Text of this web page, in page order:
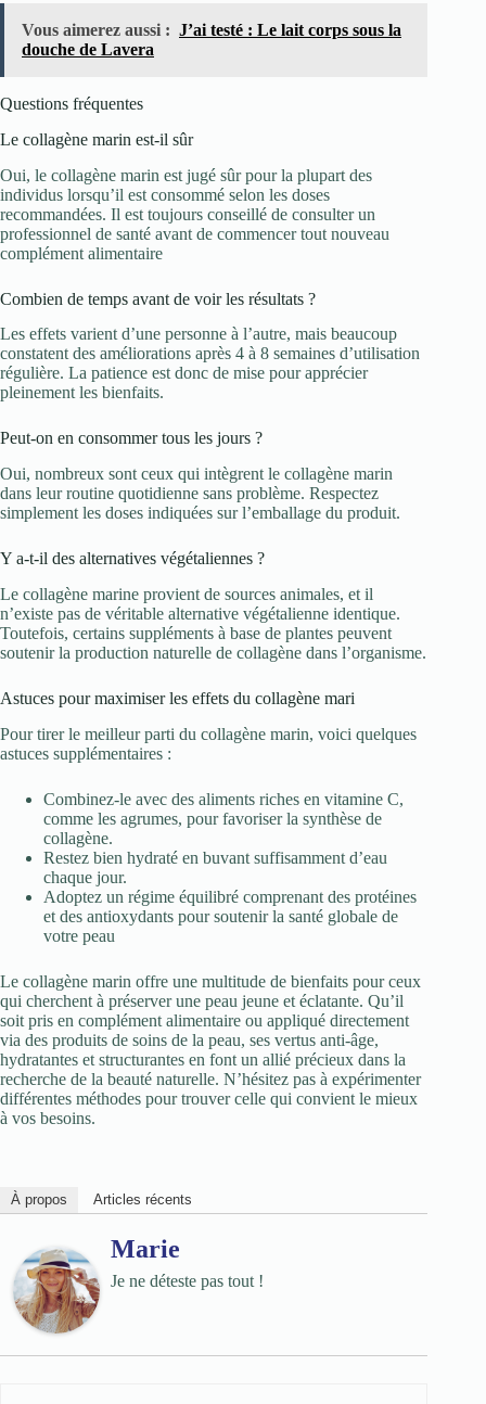
Vous aimerez aussi : J’ai testé : Le lait corps sous la
douche de Lavera
Questions fréquentes
Le collagène marin est-il sûr
Oui, le collagène marin est jugé sûr pour la plupart des
individus lorsqu’il est consommé selon les doses
recommandées. Il est toujours conseillé de consulter un
professionnel de santé avant de commencer tout nouveau
complément alimentaire
Combien de temps avant de voir les résultats ?
Les effets varient d’une personne à l’autre, mais beaucoup
constatent des améliorations après 4 à 8 semaines d’utilisation
régulière. La patience est donc de mise pour apprécier
pleinement les bienfaits.
Peut-on en consommer tous les jours ?
Oui, nombreux sont ceux qui intègrent le collagène marin
dans leur routine quotidienne sans problème. Respectez
simplement les doses indiquées sur l’emballage du produit.
Y a-t-il des alternatives végétaliennes ?
Le collagène marine provient de sources animales, et il
n’existe pas de véritable alternative végétalienne identique.
Toutefois, certains suppléments à base de plantes peuvent
soutenir la production naturelle de collagène dans l’organisme.
Astuces pour maximiser les effets du collagène mari
Pour tirer le meilleur parti du collagène marin, voici quelques
astuces supplémentaires :
Combinez-le avec des aliments riches en vitamine C,
comme les agrumes, pour favoriser la synthèse de
collagène.
Restez bien hydraté en buvant suffisamment d’eau
chaque jour.
Adoptez un régime équilibré comprenant des protéines
et des antioxydants pour soutenir la santé globale de
votre peau
Le collagène marin offre une multitude de bienfaits pour ceux
qui cherchent à préserver une peau jeune et éclatante. Qu’il
soit pris en complément alimentaire ou appliqué directement
via des produits de soins de la peau, ses vertus anti-âge,
hydratantes et structurantes en font un allié précieux dans la
recherche de la beauté naturelle. N’hésitez pas à expérimenter
différentes méthodes pour trouver celle qui convient le mieux
à vos besoins.
À propos Articles récents
Marie
Je ne déteste pas tout !